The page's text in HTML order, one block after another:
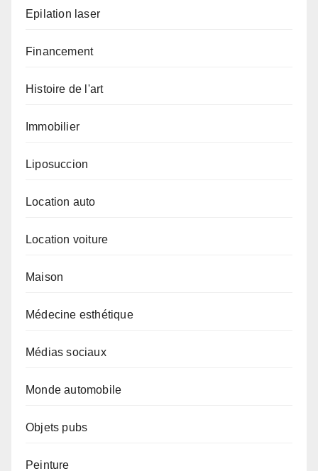
Epilation laser
Financement
Histoire de l'art
Immobilier
Liposuccion
Location auto
Location voiture
Maison
Médecine esthétique
Médias sociaux
Monde automobile
Objets pubs
Peinture